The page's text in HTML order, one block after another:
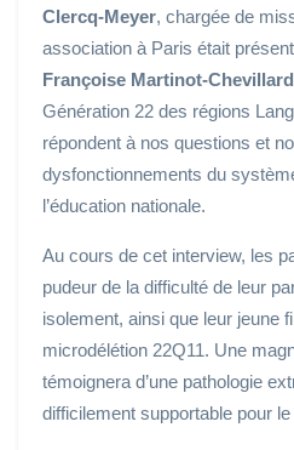
Clercq-Meyer, chargée de
association à Paris était
Françoise Martinot-
Génération 22 des régions
répondent à nos questions et
dysfonctionnements du
l’éducation nationale.
Au cours de cet interview, les
pudeur de la difficulté de leur
isolement, ainsi que leur jeune
microdélétion 22Q11. Une
témoignera d’une pathologie
difficilement supportable pour